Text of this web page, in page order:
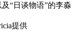
“日谈物语”的李淼
提供